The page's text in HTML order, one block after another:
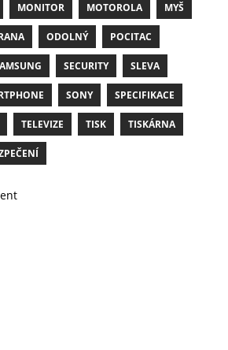
MONITOR MOTOROLA MYŠ
ODOLNÝ POCITAC
SECURITY SLEVA
SONY SPECIFIKACE
TELEVIZE TISK TISKÁRNA